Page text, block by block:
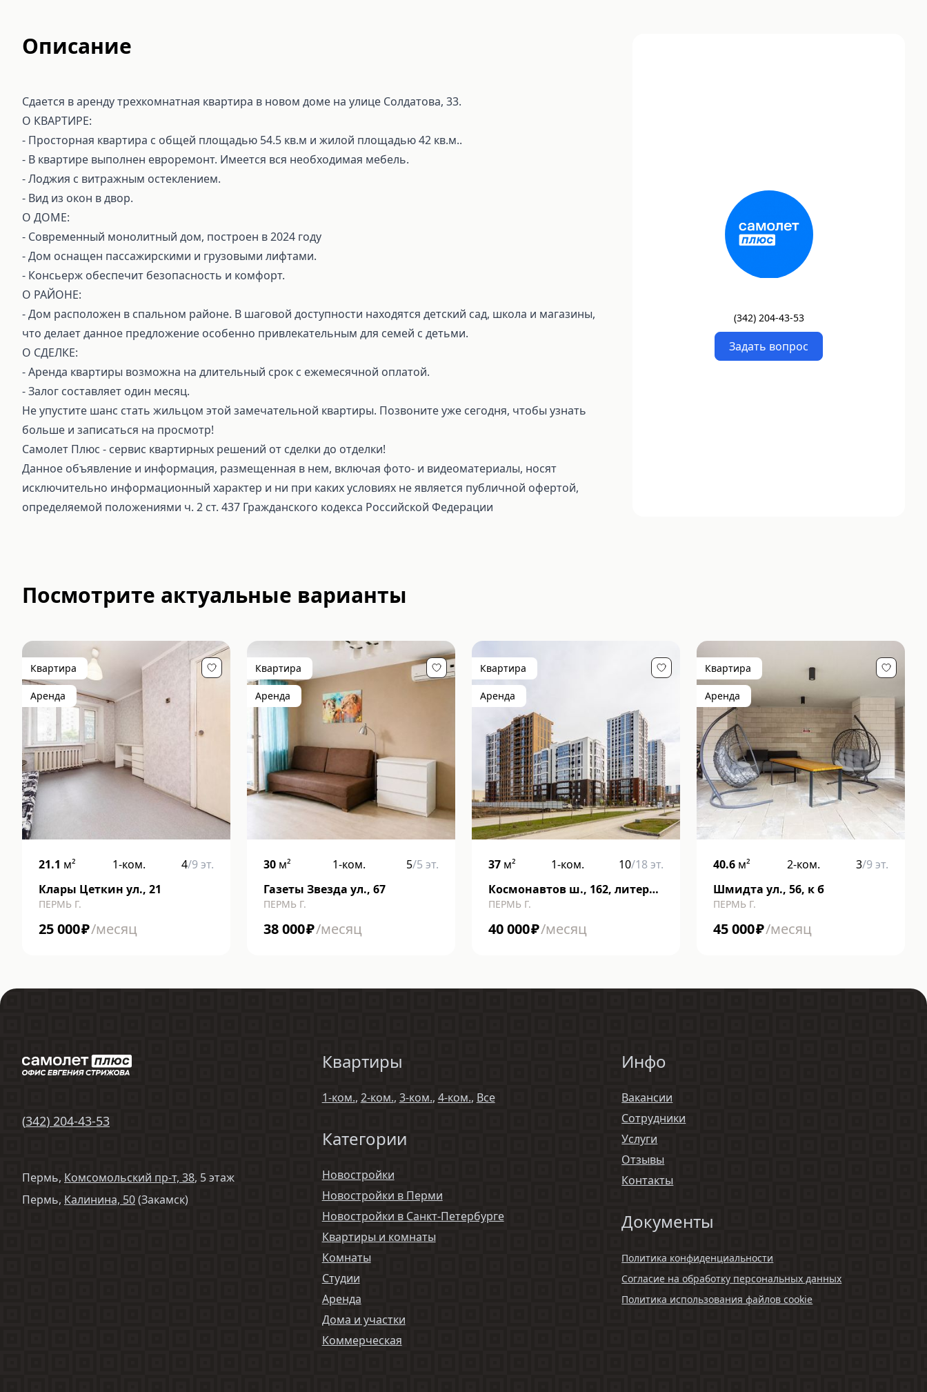
Описание
Сдается в аренду трехкомнатная квартира в новом доме на улице Солдатова, 33.
О КВАРТИРЕ:
- Просторная квартира с общей площадью 54.5 кв.м и жилой площадью 42 кв.м..
- В квартире выполнен евроремонт. Имеется вся необходимая мебель.
- Лоджия с витражным остеклением.
- Вид из окон в двор.
О ДОМЕ:
- Современный монолитный дом, построен в 2024 году
- Дом оснащен пассажирскими и грузовыми лифтами.
- Консьерж обеспечит безопасность и комфорт.
О РАЙОНЕ:
- Дом расположен в спальном районе. В шаговой доступности находятся детский сад, школа и магазины,
что делает данное предложение особенно привлекательным для семей с детьми.
О СДЕЛКЕ:
- Аренда квартиры возможна на длительный срок с ежемесячной оплатой.
- Залог составляет один месяц.
Не упустите шанс стать жильцом этой замечательной квартиры. Позвоните уже сегодня, чтобы узнать
больше и записаться на просмотр!
Самолет Плюс - сервис квартирных решений от сделки до отделки!
Данное объявление и информация, размещенная в нем, включая фото- и видеоматериалы, носят
исключительно информационный характер и ни при каких условиях не является публичной офертой,
определяемой положениями ч. 2 ст. 437 Гражданского кодекса Российской Федерации
(342) 204-43-53
Задать вопрос
Посмотрите актуальные варианты
Квартира
Аренда
21.1 м² 1-ком. 4/9эт.
Клары Цеткин ул., 21
ПЕРМЬ Г.
25 000₽/месяц
Квартира
Аренда
30 м² 1-ком. 5/5 эт.
Газеты Звезда ул., 67
ПЕРМЬ Г.
38 000₽/месяц
Квартира
Аренда
37 м² 1-ком. 10/18эт.
Космонавтов ш., 162, литера
к
ПЕРМЬ Г.
40 000₽/месяц
Квартира
Аренда
40.6 м² 2-ком. 3/9эт.
Шмидта ул., 56, к б
ПЕРМЬ Г.
45 000₽/месяц
(342) 204-43-53
Пермь, Комсомольский пр-т, 38, 5 этаж
Пермь, Калинина, 50(Закамск)
Квартиры
1-ком., 2-ком., 3-ком., 4-ком., Все
Категории
Новостройки
Новостройки в Перми
Новостройки в Санкт-Петербурге
Квартиры и комнаты
Комнаты
Студии
Аренда
Дома и участки
Коммерческая
Инфо
Вакансии
Сотрудники
Услуги
Отзывы
Контакты
Документы
Политика конфиденциальности
Согласие на обработку персональных данных
Политика использования файлов cookie